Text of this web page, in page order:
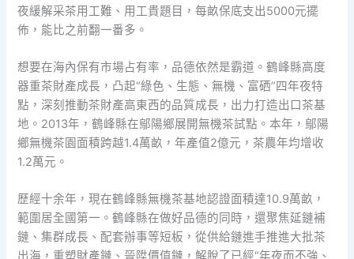
夜緩解采茶用工難、用工貴題目，每畝保底支出5000元擺
佈，能比之前翻一番多。
想要在海內保有市場占有率，品德依然是霸道。鶴峰縣高度
器重茶財產成長，凸起“綠色、生態、無機、富硒”四年夜特
點，深刻推動茶財產高東西的品質成長，出力打造出口茶基
地。2013年，鶴峰縣在鄔陽鄉展開無機茶試點。本年，鄔陽
鄉無機茶園面積跨越1.4萬畝，年產值2億元，茶農年均增收
1.2萬元。
歷經十余年，現在鶴峰縣無機茶基地認證面積達10.9萬畝，
範圍居全國第一。鶴峰縣在做好品德的同時，還聚焦延鏈補
鏈、集群成長、配套辦事等短板，從供給鏈進手推進大批茶